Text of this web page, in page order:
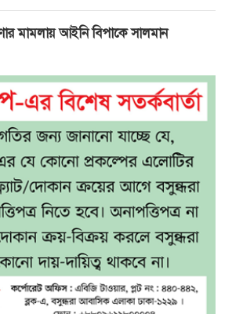
মামলায় আইনি বিপাকে সালমান